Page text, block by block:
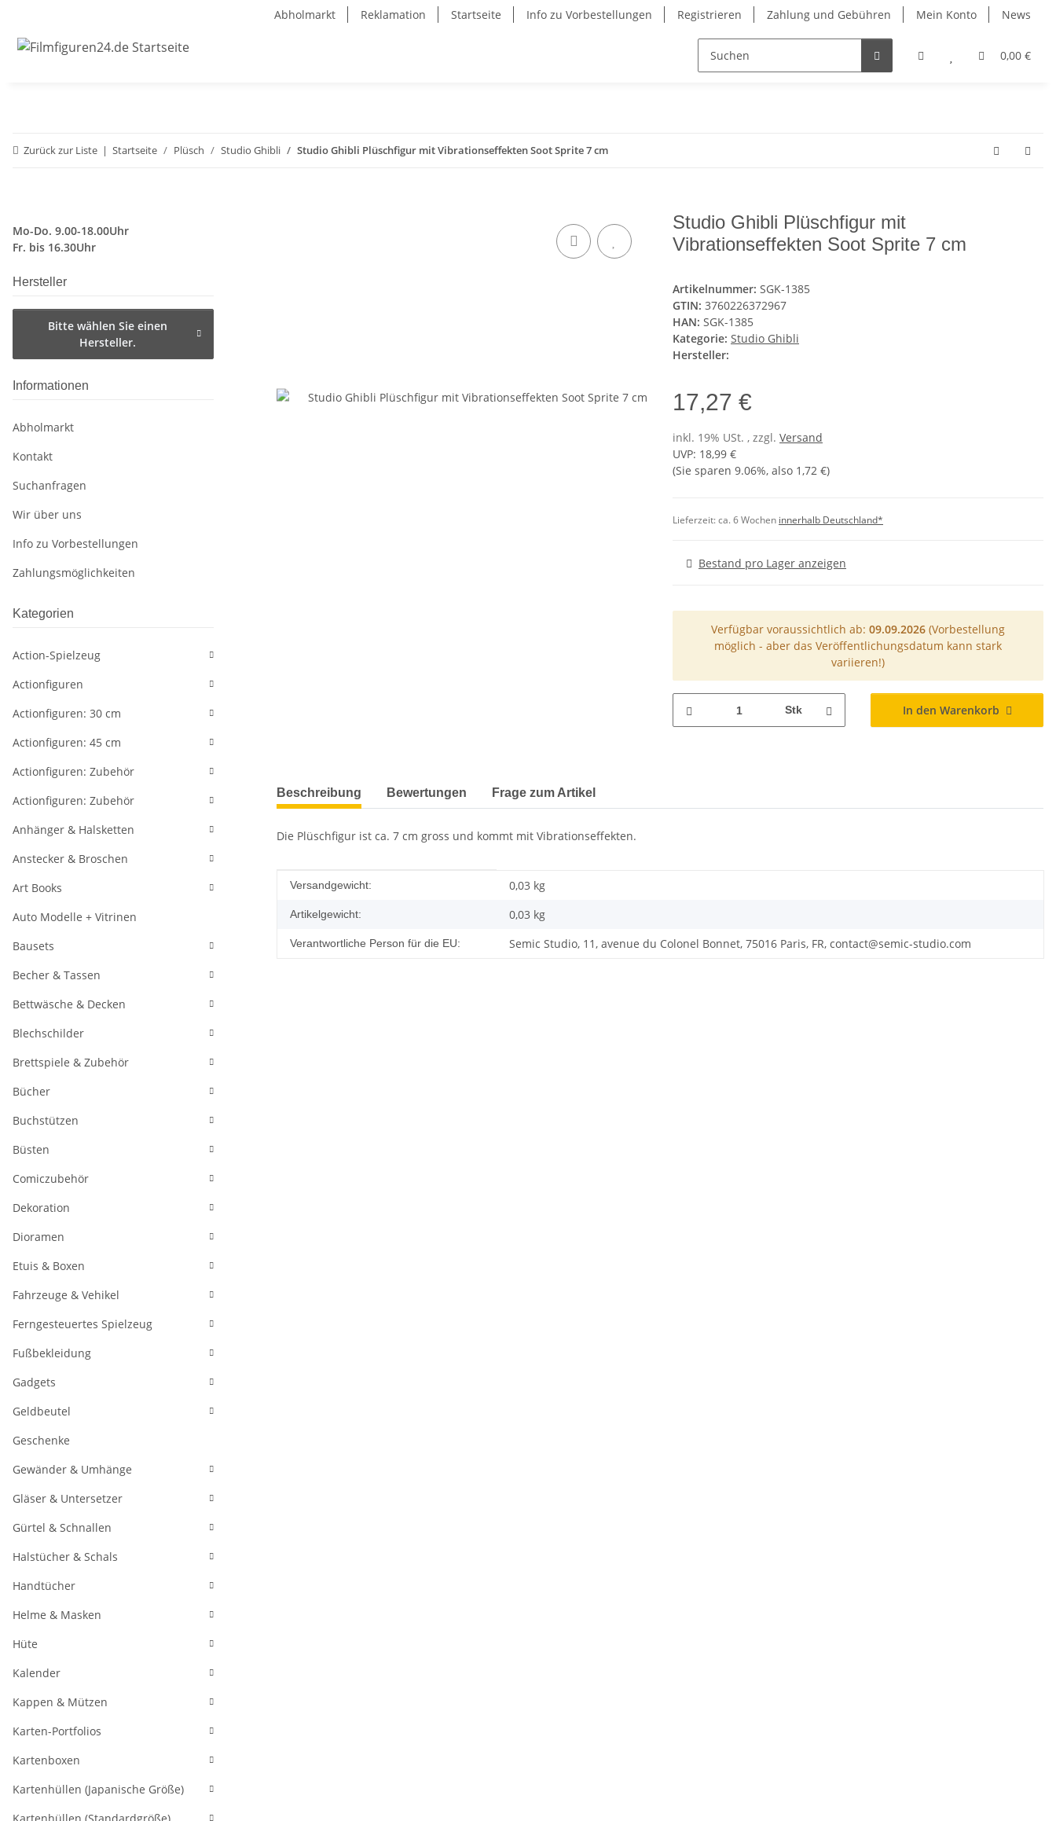
Abholmarkt Reklamation Startseite Info zu Vorbestellungen Registrieren Zahlung und Gebühren Mein Konto News
0,00 €
Zurück zur Liste Startseite Plüsch Studio Ghibli Studio Ghibli Plüschfigur mit Vibrationseffekten Soot Sprite 7 cm
Studio Ghibli Plüschfigur mit
Vibrationseffekten Soot Sprite 7 cm
Artikelnummer: SGK-1385
GTIN: 3760226372967
HAN: SGK-1385
Kategorie: Studio Ghibli
Hersteller:
17,27 €
inkl. 19% USt. , zzgl. Versand
UVP: 18,99 €
(Sie sparen 9.06%, also 1,72 €)
Lieferzeit:ca. 6 Wochen innerhalb Deutschland*
Bestand pro Lager anzeigen
Verfügbar voraussichtlich ab: 09.09.2026 (Vorbestellung
möglich - aber das Veröffentlichungsdatum kann stark
variieren!)
Stk In den Warenkorb
weitere Registerkarten anzeigen
Beschreibung Bewertungen Frage zum Artikel
Die Plüschfigur ist ca. 7 cm gross und kommt mit Vibrationseffekten.
Produkteigenschaft
Wert
Versandgewicht: 0,03 kg
Artikelgewicht: 0,03 kg
Verantwortliche Person für die EU: Semic Studio, 11, avenue du Colonel Bonnet, 75016 Paris, FR, contact@semic-studio.com
Mo-Do. 9.00-18.00Uhr
Fr. bis 16.30Uhr
Hersteller
Bitte wählen Sie einen
Hersteller.
Informationen
Abholmarkt
Kontakt
Suchanfragen
Wir über uns
Info zu Vorbestellungen
Zahlungsmöglichkeiten
Kategorien
Action-Spielzeug
Actionfiguren
Actionfiguren: 30 cm
Actionfiguren: 45 cm
Actionfiguren: Zubehör
Actionfiguren: Zubehör
Anhänger & Halsketten
Anstecker & Broschen
Art Books
Auto Modelle + Vitrinen
Bausets
Becher & Tassen
Bettwäsche & Decken
Blechschilder
Brettspiele & Zubehör
Bücher
Buchstützen
Büsten
Comiczubehör
Dekoration
Dioramen
Etuis & Boxen
Fahrzeuge & Vehikel
Ferngesteuertes Spielzeug
Fußbekleidung
Gadgets
Geldbeutel
Geschenke
Gewänder & Umhänge
Gläser & Untersetzer
Gürtel & Schnallen
Halstücher & Schals
Handtücher
Helme & Masken
Hüte
Kalender
Kappen & Mützen
Karten-Portfolios
Kartenboxen
Kartenhüllen (Japanische Größe)